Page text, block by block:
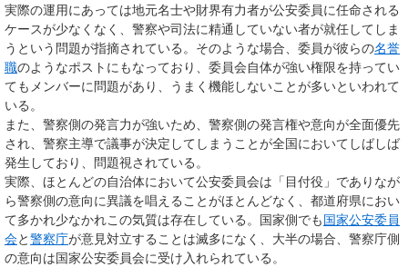
実際の運用にあっては地元名士や財界有力者が公安委員に任命される
ケースが少なくなく、警察や司法に精通していない者が就任してしま
うという問題が指摘されている。そのような場合、委員が彼らの名誉
職のようなポストにもなっており、委員会自体が強い権限を持ってい
てもメンバーに問題があり、うまく機能しないことが多いといわれて
いる。
また、警察側の発言力が強いため、警察側の発言権や意向が全面優先
され、警察主導で議事が決定してしまうことが全国においてしばしば
発生しており、問題視されている。
実際、ほとんどの自治体において公安委員会は「目付役」でありなが
ら警察側の意向に異議を唱えることがほとんどなく、都道府県におい
て多かれ少なかれこの気質は存在している。国家側でも国家公安委員
会と警察庁が意見対立することは滅多になく、大半の場合、警察庁側
の意向は国家公安委員会に受け入れられている。